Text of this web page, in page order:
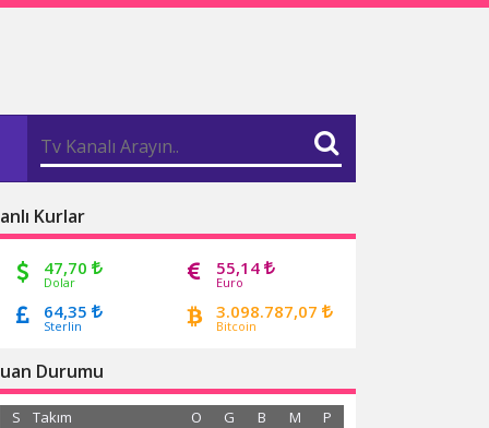
Kurlar
47,70
Dolar
55,14
Euro
64,35
Sterlin
3.098.787,07
Bitcoin
Durumu
S Takım P
M
B
G
O